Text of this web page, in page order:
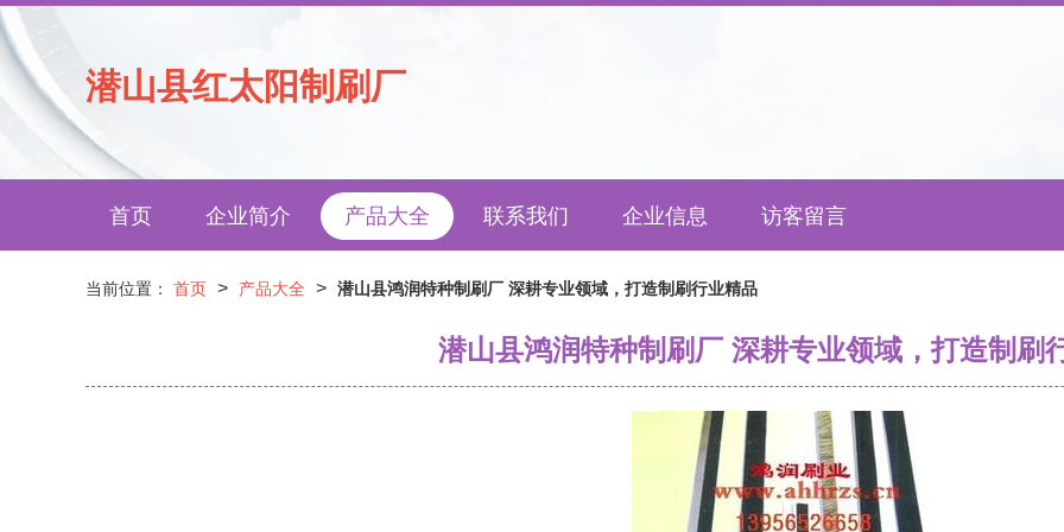
潜山县红太阳制刷厂
首页 企业简介 产品大全 联系我们 企业信息 访客留言
当前位置： 首页 > 产品大全 > 潜山县鸿润特种制刷厂 深耕专业领域，打造制刷行业精品
潜山县鸿润特种制刷厂 深耕专业领域，打造制刷